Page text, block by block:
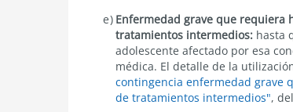
Enfermedad grave que requiera
tratamientos intermedios: hasta
adolescente afectado por esa
médica. El detalle de la
contingencia enfermedad grave
de tratamientos intermedios",